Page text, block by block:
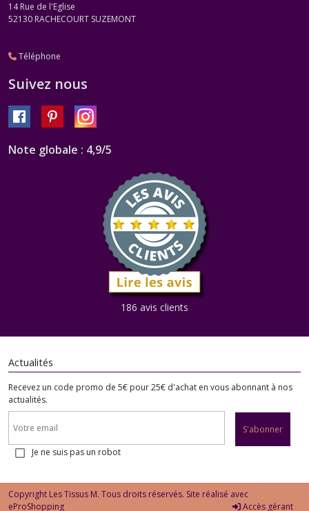
14 Rue de l'Eglise
52130 RACHECOURT SUZEMONT
Téléphone
Suivez nous
Note globale : 4,9/5
186 avis clients
Actualités
Recevez un code promo de 5€ pour 25€ d'achat en vous abonnant à nos
actualités.
S'abonner
Je ne suis pas un robot
Copyright Les Tissus M. Tous droits réservés. Site réalisé avec
eProShopping
Accès gérant